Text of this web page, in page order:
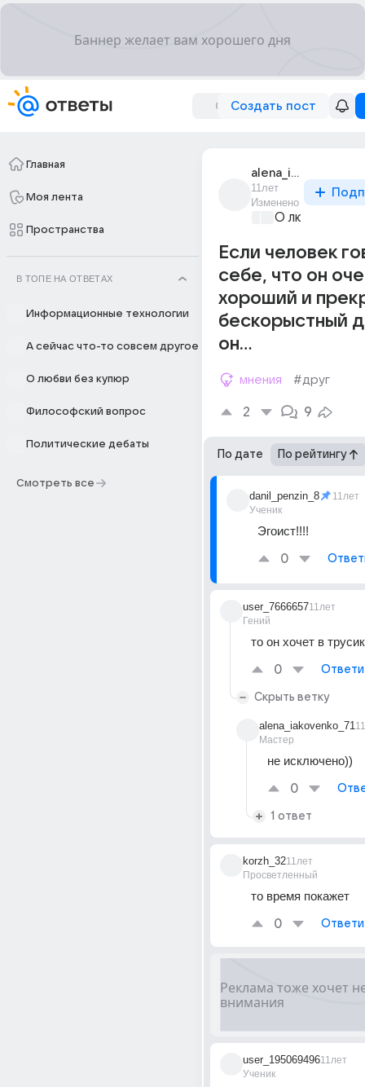
Создать пост
Главная
Моя лента
Пространства
В ТОПЕ НА ОТВЕТАХ
Информационные технологии
А сейчас что-то совсем другое
О любви без купюр
Философский вопрос
Политические дебаты
Смотреть все
alena_iakovenko_71
11лет
Изменено
О любви без
Если человек
себе, что он
хороший и
бескорыстный
он...
мнения #друг
2 9
По дате По рейтингу
danil_penzin_8
Ученик
11лет
Эгоист!!!!
0
user_7666657
Гений
11лет
то он хочет в
0
Скрыть ветку
alena_iakovenko_71
Мастер
не исключено))
0
1 ответ
korzh_32
Просветленный
11лет
то время покажет
0
user_195069496
Ученик
11лет